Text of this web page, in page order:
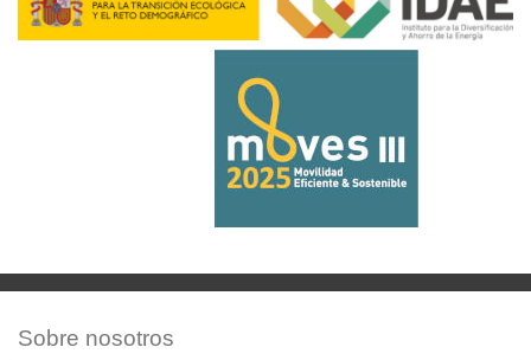
Sobre nosotros